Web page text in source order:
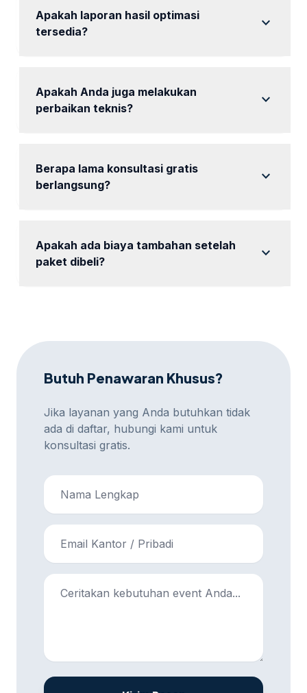
Apakah laporan hasil optimasi
tersedia?
expand_more
Apakah Anda juga melakukan
perbaikan teknis?
expand_more
Berapa lama konsultasi gratis
berlangsung?
expand_more
Apakah ada biaya tambahan setelah
paket dibeli?
expand_more
Butuh Penawaran Khusus?
Jika layanan yang Anda butuhkan tidak
ada di daftar, hubungi kami untuk
konsultasi gratis.